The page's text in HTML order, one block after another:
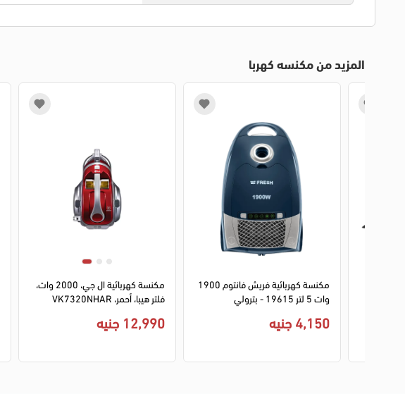
المزيد من مكنسه كهربا
مكنسة كهربائية ال جي، 2000 وات،
فلتر هيبا، أحمر، VK7320NHAR
12,990 جنيه
مكنسة كهربائية فريش فانتوم 1900
وات 5 لتر 19615 - بترولي
4,150 جنيه
1 2